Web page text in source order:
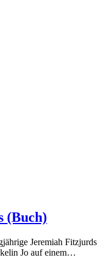
(Buch)
Jeremiah Fitzjurds
Jo auf einem…